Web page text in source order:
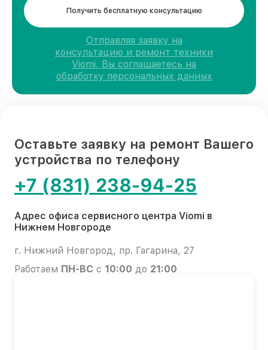
Получить бесплатную консультацию
Отправляя заявку на
консультацию и ремонт техники
Viomi, Вы соглашаетесь на
обработку персональных данных
Оставьте заявку на ремонт Вашего
устройства по телефону
+7 (831) 238-94-25
Адрес офиса сервисного центра Viomi в
Нижнем Новгороде
г. Нижний Новгород, пр. Гагарина, 27
Работаем ПН-ВС с 10:00 до 21:00